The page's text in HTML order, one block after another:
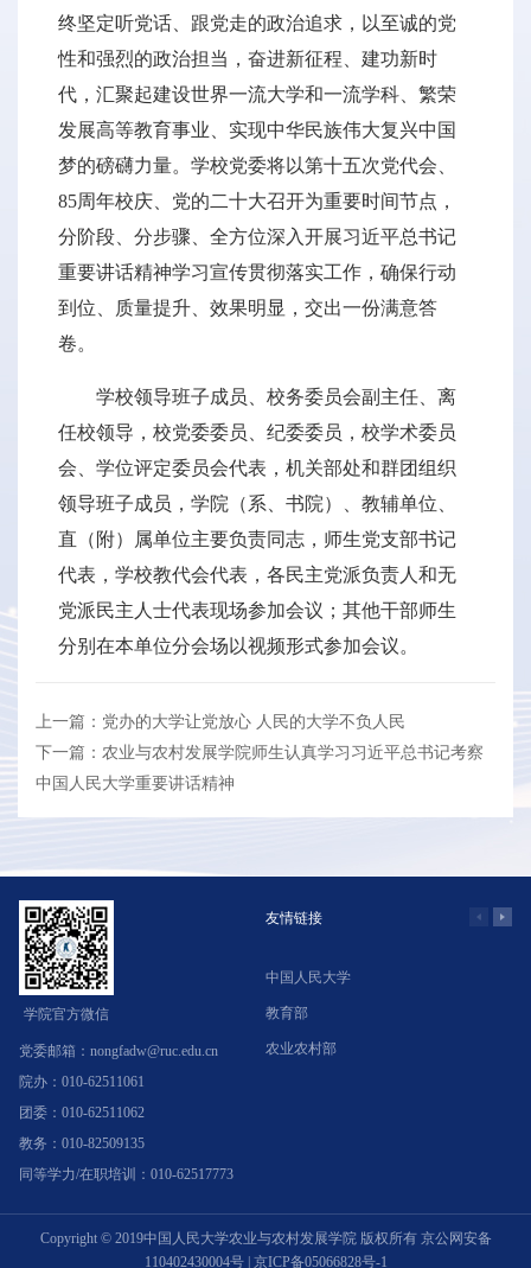
终坚定听党话、跟党走的政治追求，以至诚的党
性和强烈的政治担当，奋进新征程、建功新时
代，汇聚起建设世界一流大学和一流学科、繁荣
发展高等教育事业、实现中华民族伟大复兴中国
梦的磅礴力量。学校党委将以第十五次党代会、
85周年校庆、党的二十大召开为重要时间节点，
分阶段、分步骤、全方位深入开展习近平总书记
重要讲话精神学习宣传贯彻落实工作，确保行动
到位、质量提升、效果明显，交出一份满意答
卷。
学校领导班子成员、校务委员会副主任、离
任校领导，校党委委员、纪委委员，校学术委员
会、学位评定委员会代表，机关部处和群团组织
领导班子成员，学院（系、书院）、教辅单位、
直（附）属单位主要负责同志，师生党支部书记
代表，学校教代会代表，各民主党派负责人和无
党派民主人士代表现场参加会议；其他干部师生
分别在本单位分会场以视频形式参加会议。
上一篇：党办的大学让党放心 人民的大学不负人民
下一篇：农业与农村发展学院师生认真学习习近平总书记考察
中国人民大学重要讲话精神
学院官方微信
党委邮箱：nongfadw@ruc.edu.cn
院办：010-62511061
团委：010-62511062
教务：010-82509135
同等学力/在职培训：010-62517773
友情链接
中国人民大学
教育部
农业农村部
Copyright © 2019中国人民大学农业与农村发展学院 版权所有 京公网安备
110402430004号| 京ICP备05066828号-1